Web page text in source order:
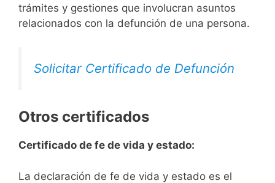
trámites y gestiones que involucran asuntos
relacionados con la defunción de una persona.
Solicitar Certificado de Defunción
Otros certificados
Certificado de fe de vida y estado:
La declaración de fe de vida y estado es el